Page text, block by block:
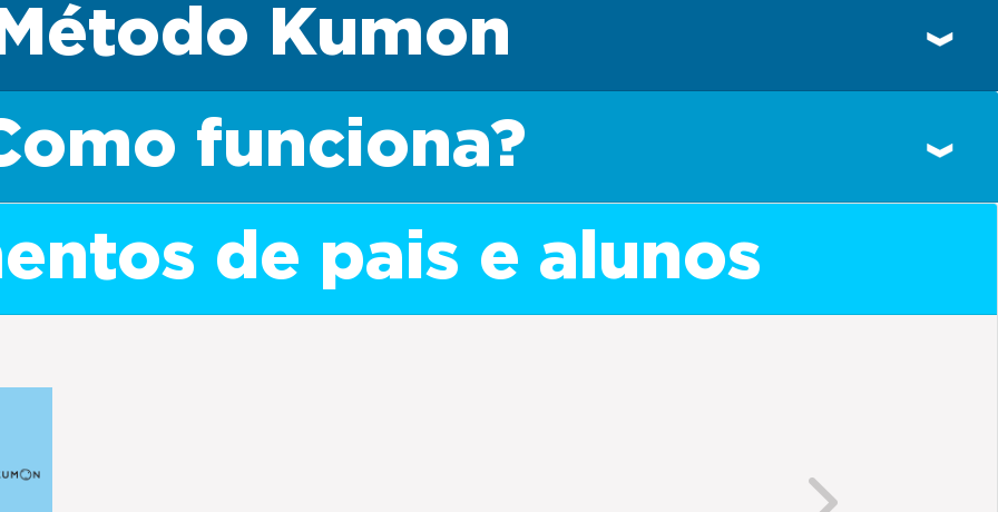
Kumon
funciona?
de pais e alunos